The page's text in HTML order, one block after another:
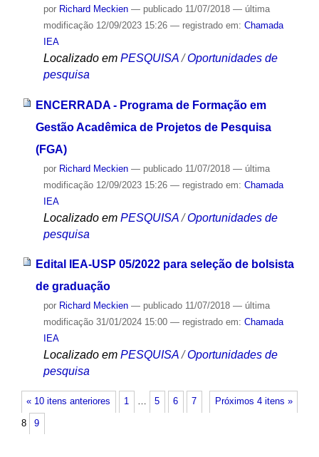
por Richard Meckien — publicado11/07/2018 — última
modificação12/09/2023 15:26 — registrado em: Chamada
IEA
Localizado em PESQUISA /Oportunidades de
pesquisa
ENCERRADA - Programa de Formação em
Gestão Acadêmica de Projetos de Pesquisa
(FGA)
por Richard Meckien — publicado11/07/2018 — última
modificação12/09/2023 15:26 — registrado em: Chamada
IEA
Localizado em PESQUISA /Oportunidades de
pesquisa
Edital IEA-USP 05/2022 para seleção de bolsista
de graduação
por Richard Meckien — publicado11/07/2018 — última
modificação31/01/2024 15:00 — registrado em: Chamada
IEA
Localizado em PESQUISA /Oportunidades de
pesquisa
« 10 itens anteriores Próximos 4 itens »
1 … 5 6 7
8 9